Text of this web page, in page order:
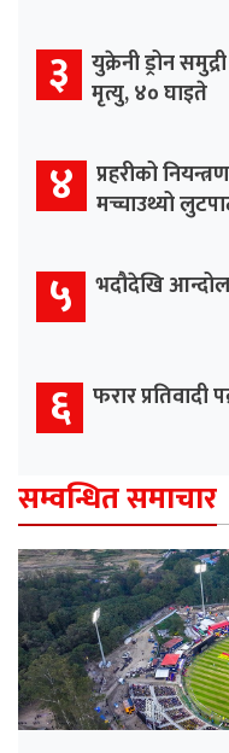
३ युक्रेनी ड्रोन
मृत्यु, ४० घाइते
४ प्रहरीको
मच्चाउथ्यो
५ भदौदेखि
६ फरार प्रतिवादी
सम्वन्धित समाचार